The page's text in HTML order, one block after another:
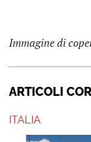
Immagine di
ARTICOLI
ITALIA